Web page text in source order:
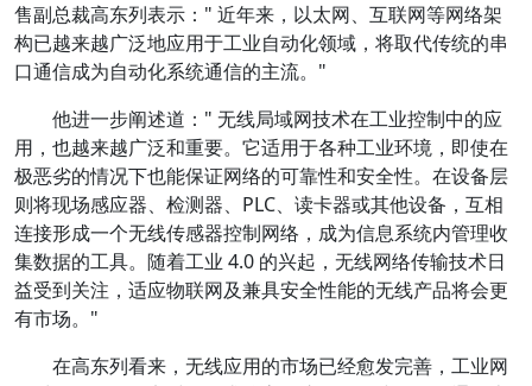
售副总裁高东列表示：" 近年来，以太网、互联网等网络架
构已越来越广泛地应用于工业自动化领域，将取代传统的串
口通信成为自动化系统通信的主流。"
他进一步阐述道：" 无线局域网技术在工业控制中的应
用，也越来越广泛和重要。它适用于各种工业环境，即使在
极恶劣的情况下也能保证网络的可靠性和安全性。在设备层
则将现场感应器、检测器、PLC、读卡器或其他设备，互相
连接形成一个无线传感器控制网络，成为信息系统内管理收
集数据的工具。随着工业 4.0 的兴起，无线网络传输技术日
益受到关注，适应物联网及兼具安全性能的无线产品将会更
有市场。"
在高东列看来，无线应用的市场已经愈发完善，工业网